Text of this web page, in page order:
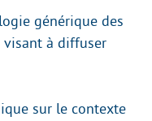
générique des
à diffuser
sur le contexte